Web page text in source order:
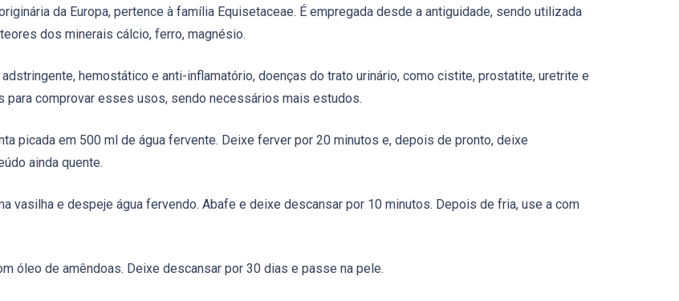
da Europa, pertence à família Equisetaceae. É empregada desde a antiguidade, sendo utilizada
dos minerais cálcio, ferro, magnésio.
hemostático e anti-inflamatório, doenças do trato urinário, como cistite, prostatite, uretrite e
comprovar esses usos, sendo necessários mais estudos.
picada em 500 ml de água fervente. Deixe ferver por 20 minutos e, depois de pronto, deixe
ainda quente.
vasilha e despeje água fervendo. Abafe e deixe descansar por 10 minutos. Depois de fria, use a com
óleo de amêndoas. Deixe descansar por 30 dias e passe na pele.